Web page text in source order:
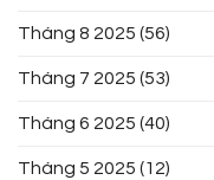
Tháng 8 2025 (56)
Tháng 7 2025 (53)
Tháng 6 2025 (40)
Tháng 5 2025 (12)